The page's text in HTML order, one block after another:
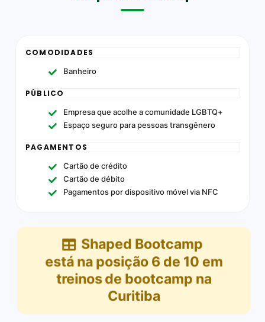
COMODIDADES
Banheiro
PÚBLICO
Empresa que acolhe a comunidade LGBTQ+
Espaço seguro para pessoas transgênero
PAGAMENTOS
Cartão de crédito
Cartão de débito
Pagamentos por dispositivo móvel via NFC
Shaped Bootcamp
está na posição 6 de 10 em
treinos de bootcamp na
Curitiba